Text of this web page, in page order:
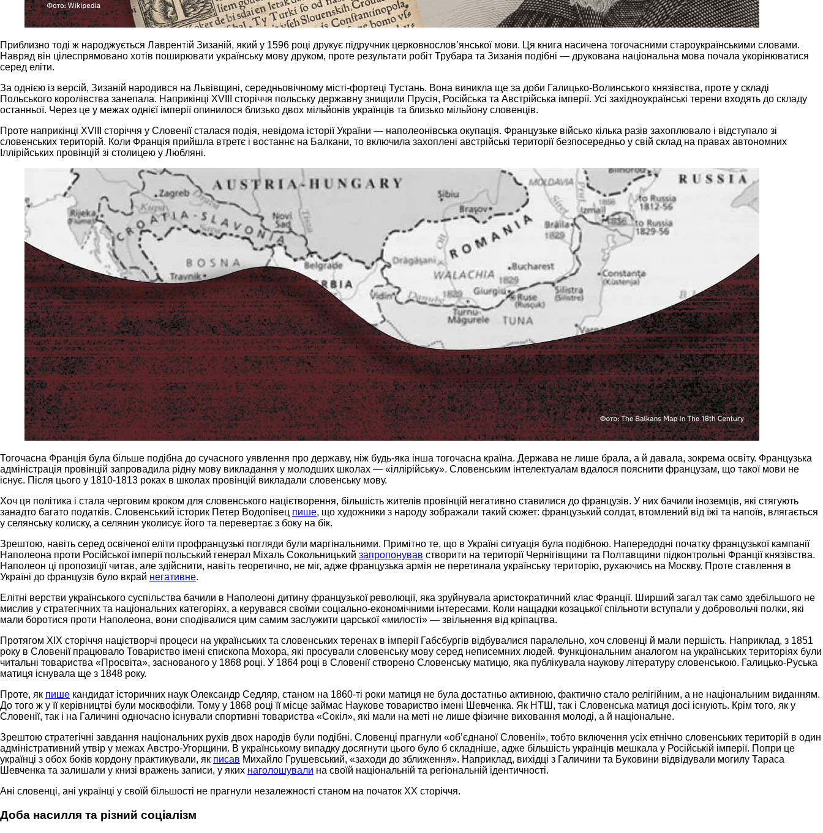
Приблизно тоді ж народжується Лаврентій Зизаній, який у 1596 році друкує підручник церковнослов’янської мови. Ця книга насичена тогочасними староукраїнськими словами.
Навряд він цілеспрямовано хотів поширювати українську мову друком, проте результати робіт Трубара та Зизанія подібні — друкована національна мова почала укорінюватися
серед еліти.
За однією із версій, Зизаній народився на Львівщині, середньовічному місті-фортеці Тустань. Вона виникла ще за доби Галицько-Волинського князівства, проте у складі
Польського королівства занепала. Наприкінці XVIII сторіччя польську державну знищили Прусія, Російська та Австрійська імперії. Усі західноукраїнські терени входять до складу
останньої. Через це у межах однієї імперії опинилося близько двох мільйонів українців та близько мільйону словенців.
Проте наприкінці XVIII сторіччя у Словенії сталася подія, невідома історії України — наполеонівська окупація. Французьке військо кілька разів захоплювало і відступало зі
словенських територій. Коли Франція прийшла втретє і востаннє на Балкани, то включила захоплені австрійські території безпосередньо у свій склад на правах автономних
Іллірійських провінцій зі столицею у Любляні.
Тогочасна Франція була більше подібна до сучасного уявлення про державу, ніж будь-яка інша тогочасна країна. Держава не лише брала, а й давала, зокрема освіту. Французька
адміністрація провінцій запровадила рідну мову викладання у молодших школах — «іллірійську». Словенським інтелектуалам вдалося пояснити французам, що такої мови не
існує. Після цього у 1810-1813 роках в школах провінцій викладали словенську мову.
Хоч ця політика і стала черговим кроком для словенського націєтворення, більшість жителів провінцій негативно ставилися до французів. У них бачили іноземців, які стягують
занадто багато податків. Словенський історик Петер Водопівец пише, що художники з народу зображали такий сюжет: французький солдат, втомлений від їжі та напоїв, влягається
у селянську колиску, а селянин уколисує його та перевертає з боку на бік.
Зрештою, навіть серед освіченої еліти профранцузькі погляди були маргінальними. Примітно те, що в Україні ситуація була подібною. Напередодні початку французької кампанії
Наполеона проти Російської імперії польський генерал Міхаль Сокольницький запропонував створити на території Чернігівщини та Полтавщини підконтрольні Франції князівства.
Наполеон ці пропозиції читав, але здійснити, навіть теоретично, не міг, адже французька армія не перетинала українську територію, рухаючись на Москву. Проте ставлення в
Україні до французів було вкрай негативне.
Елітні верстви українського суспільства бачили в Наполеоні дитину французької революції, яка зруйнувала аристократичний клас Франції. Ширший загал так само здебільшого не
мислив у стратегічних та національних категоріях, а керувався своїми соціально-економічними інтересами. Коли нащадки козацької спільноти вступали у добровольчі полки, які
мали боротися проти Наполеона, вони сподівалися цим самим заслужити царської «милості» — звільнення від кріпацтва.
Протягом ХІХ сторіччя націєтворчі процеси на українських та словенських теренах в імперії Габсбургів відбувалися паралельно, хоч словенці й мали першість. Наприклад, з 1851
року в Словенії працювало Товариство імені єпископа Мохора, які просували словенську мову серед неписемних людей. Функціональним аналогом на українських територіях були
читальні товариства «Просвіта», заснованого у 1868 році. У 1864 році в Словенії створено Словенську матицю, яка публікувала наукову літературу словенською. Галицько-Руська
матиця існувала ще з 1848 року.
Проте, як пише кандидат історичних наук Олександр Седляр, станом на 1860-ті роки матиця не була достатньо активною, фактично стало релігійним, а не національним виданням.
До того ж у її керівництві були москвофіли. Тому у 1868 році її місце займає Наукове товариство імені Шевченка. Як НТШ, так і Словенська матиця досі існують. Крім того, як у
Словенії, так і на Галичині одночасно існували спортивні товариства «Сокіл», які мали на меті не лише фізичне виховання молоді, а й національне.
Зрештою стратегічні завдання національних рухів двох народів були подібні. Словенці прагнули «об’єднаної Словенії», тобто включення усіх етнічно словенських територій в один
адміністративний утвір у межах Австро-Угорщини. В українському випадку досягнути цього було б складніше, адже більшість українців мешкала у Російській імперії. Попри це
українці з обох боків кордону практикували, як писав Михайло Грушевський, «заходи до зближення». Наприклад, вихідці з Галичини та Буковини відвідували могилу Тараса
Шевченка та залишали у книзі вражень записи, у яких наголошували на своїй національній та регіональній ідентичності.
Ані словенці, ані українці у своїй більшості не прагнули незалежності станом на початок ХХ сторіччя.
Доба насилля та різний соціалізм